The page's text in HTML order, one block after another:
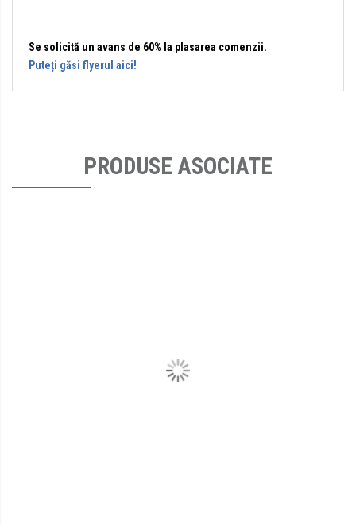
Se solicită un avans de 60% la plasarea comenzii.
Puteți găsi flyerul aici!
PRODUSE ASOCIATE